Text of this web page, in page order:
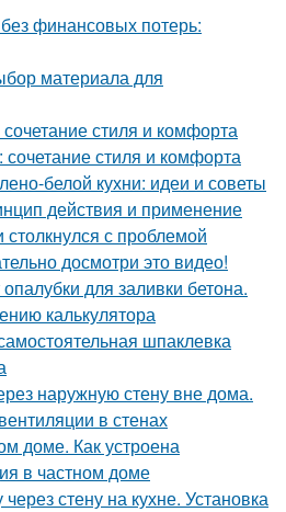
финансовых потерь:
материала для
стиля и комфорта
стиля и комфорта
белой кухни: идеи и советы
действия и применение
с проблемой
досмотри это видео!
для заливки бетона.
калькулятора
шпаклевка
наружную стену вне дома.
в стенах
доме. Как устроена
в частном доме
стену на кухне. Установка